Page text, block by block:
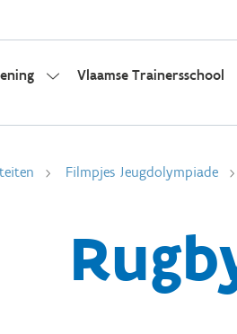
Vlaamse Trainersschool
Filmpjes Jeugdolympiade